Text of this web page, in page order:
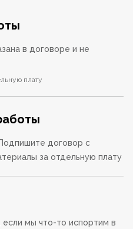
в договоре и не
плату
договор с
за отдельную плату
мы что-то испортим в